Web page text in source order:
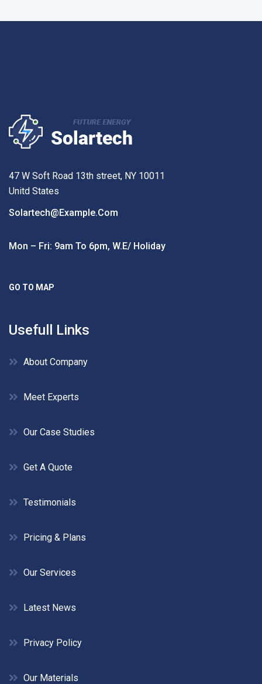
47 W Soft Road 13th street, NY 10011
Unitd States
Solartech@example.com
Mon – Fri: 9am To 6pm, W.e/ Holiday
GO TO MAP
Usefull Links
About Company
Meet Experts
Our Case Studies
Get A Quote
Testimonials
Pricing & Plans
Our Services
Latest News
Privacy Policy
Our Materials